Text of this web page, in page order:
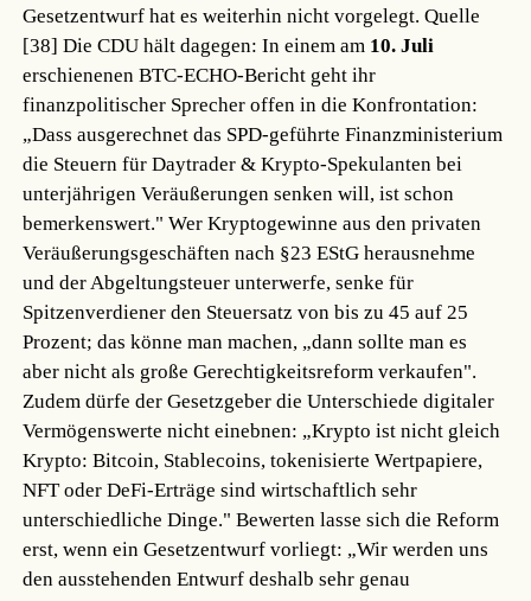
Gesetzentwurf hat es weiterhin nicht vorgelegt.Quelle
[38] Die CDU hält dagegen: In einem am 10. Juli
erschienenen BTC-ECHO-Bericht geht ihr
finanzpolitischer Sprecher offen in die Konfrontation:
„Dass ausgerechnet das SPD-geführte Finanzministerium
die Steuern für Daytrader & Krypto-Spekulanten bei
unterjährigen Veräußerungen senken will, ist schon
bemerkenswert." Wer Kryptogewinne aus den privaten
Veräußerungsgeschäften nach §23 EStG herausnehme
und der Abgeltungsteuer unterwerfe, senke für
Spitzenverdiener den Steuersatz von bis zu 45 auf 25
Prozent; das könne man machen, „dann sollte man es
aber nicht als große Gerechtigkeitsreform verkaufen".
Zudem dürfe der Gesetzgeber die Unterschiede digitaler
Vermögenswerte nicht einebnen: „Krypto ist nicht gleich
Krypto: Bitcoin, Stablecoins, tokenisierte Wertpapiere,
NFT oder DeFi-Erträge sind wirtschaftlich sehr
unterschiedliche Dinge." Bewerten lasse sich die Reform
erst, wenn ein Gesetzentwurf vorliegt: „Wir werden uns
den ausstehenden Entwurf deshalb sehr genau